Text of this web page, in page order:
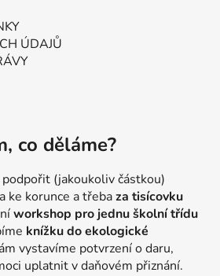
ÚDAJŮ
co děláme?
(jakoukoliv částkou)
ke korunce a třebaza tisícovku
workshop pro jednu školní třídu
knížku do ekologické
vystavíme potvrzení o daru,
uplatnit v daňovém přiznání.